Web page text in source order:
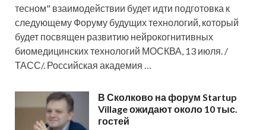
тесном" взаимодействии будет идти подготовка к
следующему Форуму будущих технологий, который
будет посвящен развитию нейрокогнитивных
биомедицинских технологий МОСКВА, 13 июля. /
ТАСС/. Российская академия …
В Сколково на форум Startup
Village ожидают около 10 тыс.
гостей